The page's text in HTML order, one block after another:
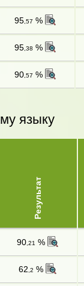
95 ,57 %
95 ,38 %
90 ,57 %
языку
Результат
90,21 %
62 ,2 %